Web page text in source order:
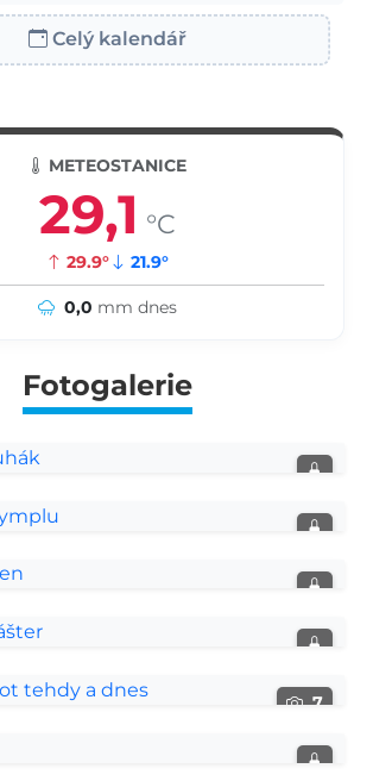
Celý kalendář
METEOSTANICE
29,1 °C
29.9° 21.9°
0,0 mm dnes
Fotogalerie
gymplu
klášter
7
tehdy a dnes